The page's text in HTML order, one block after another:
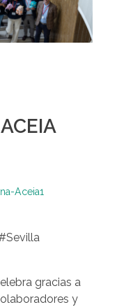
Aceia1
gracias a
y